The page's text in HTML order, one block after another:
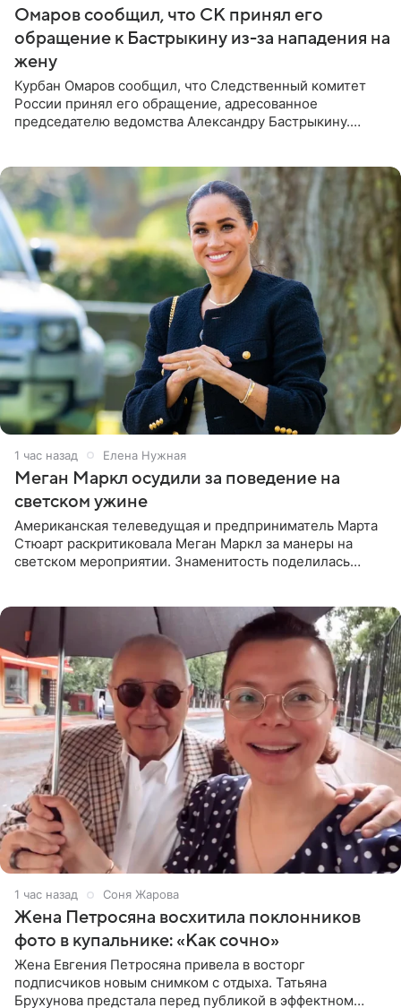
Омаров сообщил, что СК принял его
обращение к Бастрыкину из-за нападения на
жену
Курбан Омаров сообщил, что Следственный комитет
России принял его обращение, адресованное
председателю ведомства Александру Бастрыкину.
1 час назад Елена Нужная
Меган Маркл осудили за поведение на
светском ужине
Американская телеведущая и предприниматель Марта
Стюарт раскритиковала Меган Маркл за манеры на
светском мероприятии. Знаменитость поделилась
1 час назад Соня Жарова
Жена Петросяна восхитила поклонников
фото в купальнике: «Как сочно»
Жена Евгения Петросяна привела в восторг
подписчиков новым снимком с отдыха. Татьяна
Брухунова предстала перед публикой в эффектном